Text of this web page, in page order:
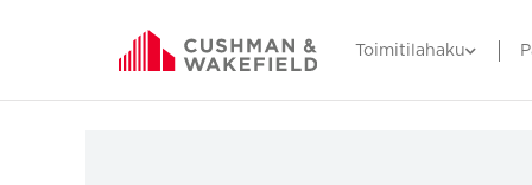
Toimitilahaku